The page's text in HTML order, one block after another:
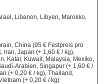
Libanon, Libyen, Marokko,
China (95 € Festpreis pro
Iran, Japan (+ 1,60 € / kg),
Katar, Kuwait, Malaysia, Mexiko,
Arabien, Singapur (+ 1,60 € /
(+ 0,20 € / kg), Thailand,
(+ 0,20 € / kg)